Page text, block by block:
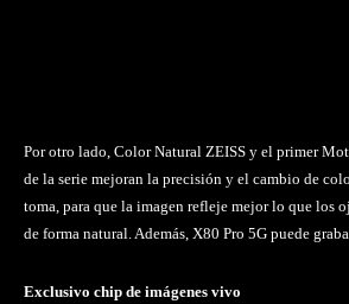
Por otro lado, Color Natural ZEISS y el primer
de la serie mejoran la precisión y el cambio de
toma, para que la imagen refleje mejor lo que los
de forma natural. Además, X80 Pro 5G puede
Exclusivo chip de imágenes vivo